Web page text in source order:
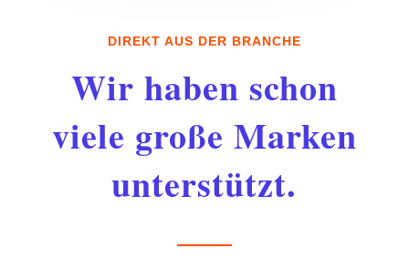
DIREKT AUS DER BRANCHE
Wir haben schon
viele große Marken
unterstützt.